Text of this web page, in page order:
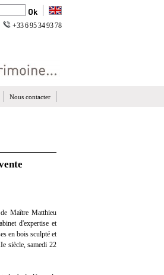
+33 6 95 34 93 78
Nous contacter
Maître Matthieu
d'expertise et
en bois sculpté et
siècle, samedi 22